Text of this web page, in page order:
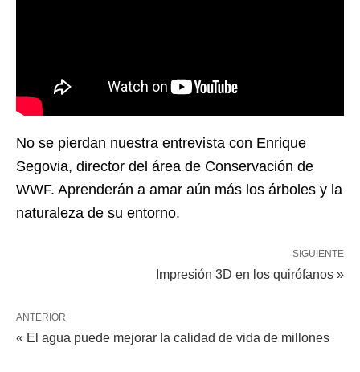
No se pierdan nuestra entrevista con Enrique
Segovia, director del área de Conservación de
WWF. Aprenderán a amar aún más los árboles y la
naturaleza de su entorno.
SIGUIENTE
Impresión 3D en los quirófanos »
ANTERIOR
« El agua puede mejorar la calidad de vida de millones